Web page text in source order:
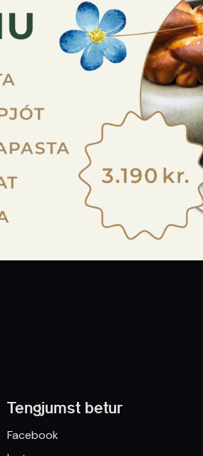
Tengjumst betur
Facebook